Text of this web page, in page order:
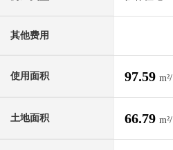
其他费用
使用面积 97.59 m²/
土地面积 66.79 m²/